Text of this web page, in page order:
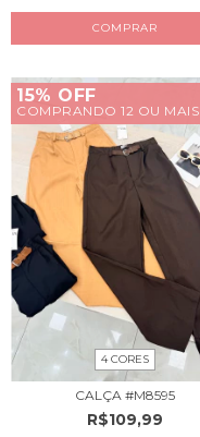
COMPRAR
15% OFF
COMPRANDO 12 OU MAIS
4 CORES
CALÇA #M8595
R$109,99